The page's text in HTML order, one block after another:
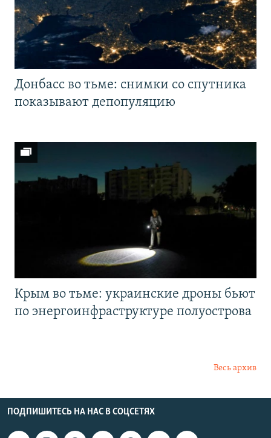
Донбасс во тьме: снимки со спутника
показывают депопуляцию
Крым во тьме: украинские дроны бьют
по энергоинфраструктуре полуострова
Весь архив
ПОДПИШИТЕСЬ НА НАС В СОЦСЕТЯХ